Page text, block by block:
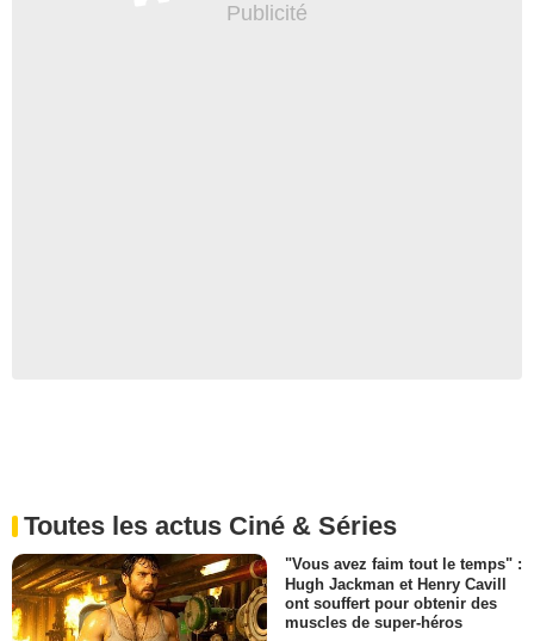
Toutes les actus Ciné & Séries
"Vous avez faim tout le temps" :
Hugh Jackman et Henry Cavill
ont souffert pour obtenir des
muscles de super-héros